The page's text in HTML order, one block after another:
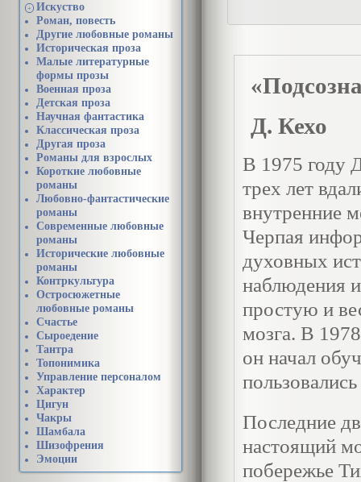
+
Искуство
Роман, повесть
Другие любовные романы
Историческая проза
Малые литературные
формы прозы
Военная проза
Детская проза
Научная фантастика
Классическая проза
Другая проза
Романы для взрослых
Короткие любовные
романы
Любовно-фантастические
романы
Современные любовные
романы
Исторические любовные
романы
Контркультура
Остросюжетные
любовные романы
Счастье
Сыроедение
Тантра
Топонимика
Управление персоналом
Характер
Цигун
Чакры
Шамбала
Шизофрения
Эмоции
Д. Кехо
В 1975 году
трех лет
внутренние
Черпая
духовных
наблюдения
простую и
мозга. В
он начал
Последние
настоящий
побережье